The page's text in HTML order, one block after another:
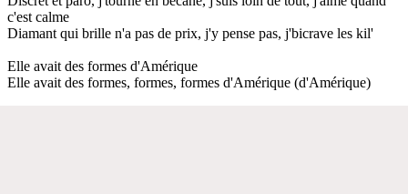
c'est calme
Diamant qui brille n'a pas de prix, j'y pense pas, j'bicrave les kil'
Elle avait des formes d'Amérique
Elle avait des formes, formes, formes d'Amérique (d'Amérique)